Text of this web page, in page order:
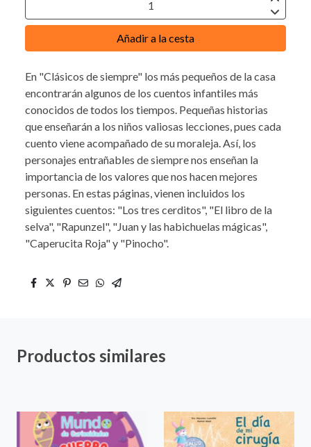
Añadir a la cesta
En "Clásicos de siempre" los más pequeños de la casa
encontrarán algunos de los cuentos infantiles más
conocidos de todos los tiempos. Pequeñas historias
que enseñarán a los niños valiosas lecciones, pues cada
cuento viene acompañado de su moraleja. Así, los
personajes entrañables de siempre nos enseñan la
importancia de los valores que nos hacen mejores
personas. En estas páginas, vienen incluidos los
siguientes cuentos: "Los tres cerditos", "El libro de la
selva", "Rapunzel", "Juan y las habichuelas mágicas",
"Caperucita Roja" y "Pinocho".
Productos similares